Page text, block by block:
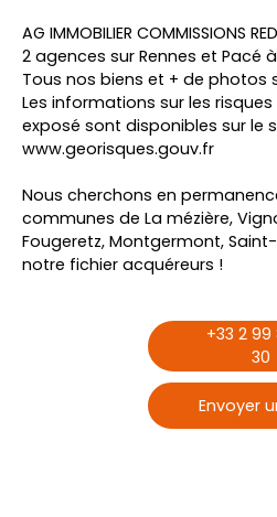
AG IMMOBILIER COMMISSIONS
2 agences sur Rennes et Pacé
Tous nos biens et + de photos
Les informations sur les
exposé sont disponibles sur le
www.georisques.gouv.fr
Nous cherchons en
communes de La mézière,
Fougeretz, Montgermont,
notre fichier acquéreurs !
+33 2 99
30
Envoyer